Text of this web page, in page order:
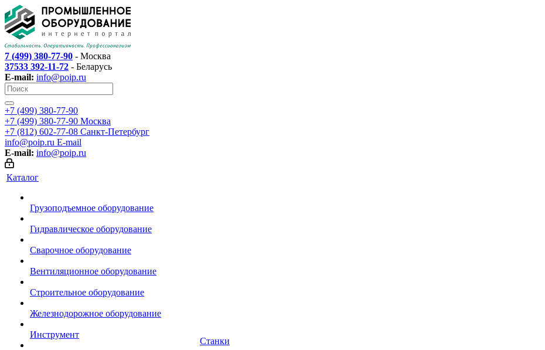
7 (499) 380-77-90 - Москва
37533 392-11-72 - Беларусь
E-mail: info@poip.ru
+7 (499) 380-77-90
+7 (499) 380-77-90 Москва
+7 (812) 602-77-08 Санкт-Петербург
info@poip.ru E-mail
E-mail: info@poip.ru
Каталог
Грузоподъемное оборудование
Гидравлическое оборудование
Сварочное оборудование
Вентиляционное оборудование
Строительное оборудование
Железнодорожное оборудование
Инструмент
Станки